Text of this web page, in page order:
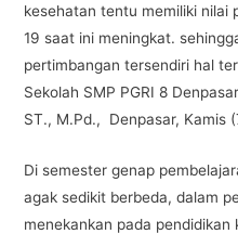
kesehatan tentu memiliki nilai
19 saat ini meningkat.
pertimbangan tersendiri hal
Sekolah SMP PGRI 8
ST., M.Pd., Denpasar, Kamis
Di semester genap
agak sedikit berbeda, dalam
menekankan pada pendidikan